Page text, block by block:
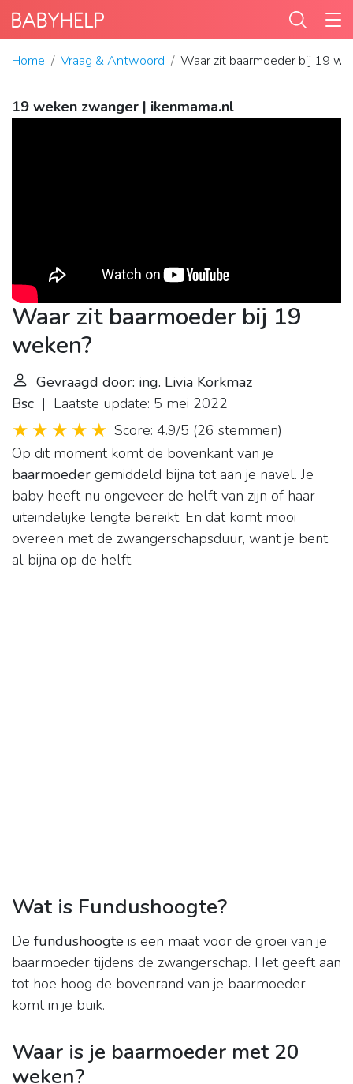
Home Vraag & Antwoord Waar zit baarmoeder bij 19
19 weken zwanger | ikenmama.nl
Waar zit baarmoeder bij 19
weken?
Gevraagd door: ing. Livia Korkmaz
Bsc | Laatste update: 5 mei 2022
Score: 4.9/5 (26 stemmen)
Op dit moment komt de bovenkant van je
baarmoeder gemiddeld bijna tot aan je navel. Je
baby heeft nu ongeveer de helft van zijn of haar
uiteindelijke lengte bereikt. En dat komt mooi
overeen met de zwangerschapsduur, want je bent
al bijna op de helft.
Wat is Fundushoogte?
De fundushoogte is een maat voor de groei van je
baarmoeder tijdens de zwangerschap. Het geeft aan
tot hoe hoog de bovenrand van je baarmoeder
komt in je buik.
Waar is je baarmoeder met 20
weken?